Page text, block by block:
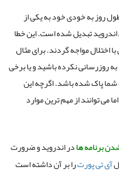
روز به خودی خود به یکی از
اندروید تبدیل شده است.این خطا
اختلال مواجه گردند.برای مثال
روزرسانی نکرده باشید و یا برخی
شما پاک شده باشد.اگرچه این
می توانند از مهم ترین موارد
برنامههادر اندروید و ضرورت
آی تی پورترا بر آن داشته است